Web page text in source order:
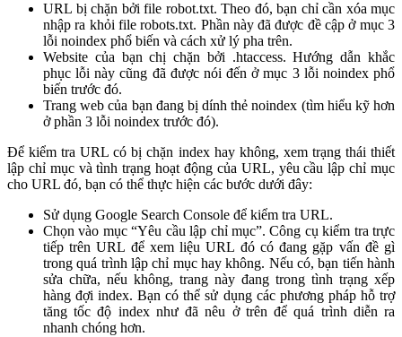
URL bị chặn bởi file robot.txt. Theo đó, bạn chỉ cần xóa mục
nhập ra khỏi file robots.txt. Phần này đã được đề cập ở mục 3
lỗi noindex phổ biến và cách xử lý pha trên.
Website của bạn chị chặn bởi .htaccess. Hướng dẫn khắc
phục lỗi này cũng đã được nói đến ở mục 3 lỗi noindex phổ
biến trước đó.
Trang web của bạn đang bị dính thẻ noindex (tìm hiểu kỹ hơn
ở phần 3 lỗi noindex trước đó).
Để kiểm tra URL có bị chặn index hay không, xem trạng thái thiết
lập chỉ mục và tình trạng hoạt động của URL, yêu cầu lập chỉ mục
cho URL đó, bạn có thể thực hiện các bước dưới đây:
Sử dụng Google Search Console để kiểm tra URL.
Chọn vào mục “Yêu cầu lập chỉ mục”. Công cụ kiểm tra trực
tiếp trên URL để xem liệu URL đó có đang gặp vấn đề gì
trong quá trình lập chỉ mục hay không. Nếu có, bạn tiến hành
sửa chữa, nếu không, trang này đang trong tình trạng xếp
hàng đợi index. Bạn có thể sử dụng các phương pháp hỗ trợ
tăng tốc độ index như đã nêu ở trên để quá trình diễn ra
nhanh chóng hơn.